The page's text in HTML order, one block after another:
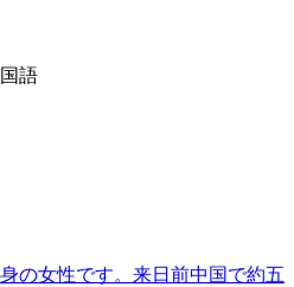
語
の女性です。来日前中国で約五